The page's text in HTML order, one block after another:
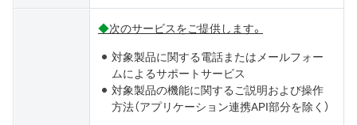
◆次のサービスをご提供します。
対象製品に関する電話またはメールフォー
ムによるサポートサービス
対象製品の機能に関するご説明および操作
方法（アプリケーション連携API部分を除く）